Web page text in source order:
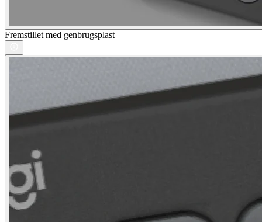
Fremstillet med genbrugsplast